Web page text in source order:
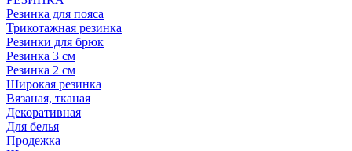
Резинка для пояса
Трикотажная резинка
Резинки для брюк
Резинка 3 см
Резинка 2 см
Широкая резинка
Вязаная, тканая
Декоративная
Для белья
Продежка